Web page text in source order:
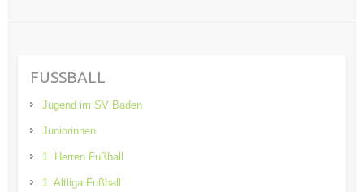
FUSSBALL
Jugend im SV Baden
Juniorinnen
1. Herren Fußball
1. Altliga Fußball